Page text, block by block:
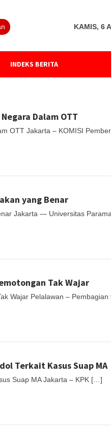
KAMIS, 6
INDEKS BERITA
Dalam OTT
OTT Jakarta – KOMISI
yang Benar
Jakarta — Universitas
Tak Wajar
Wajar Pelalawan –
Terkait Kasus Suap MA
Suap MA Jakarta – KPK […]